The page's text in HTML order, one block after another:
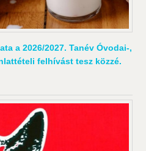
a 2026/2027. Tanév Óvodai-,
felhívást tesz közzé.